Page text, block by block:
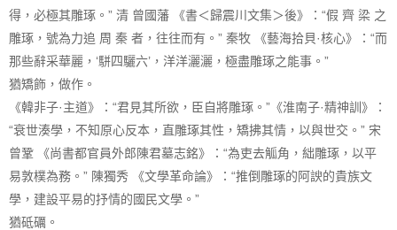
得，必極其雕琢。” 清 曾國藩 《書＜歸震川文集＞後》：“假 齊 梁 之
雕琢，號為力追 周 秦 者，往往而有。” 秦牧 《藝海拾貝·核心》：“而
那些辭采華麗，‘駢四驪六’，洋洋灑灑，極盡雕琢之能事。”
猶矯飾，做作。
《韓非子·主道》：“君見其所欲，臣自將雕琢。”《淮南子·精神訓》：
“衰世湊學，不知原心反本，直雕琢其性，矯拂其情，以與世交。” 宋
曾鞏 《尚書都官員外郎陳君墓志銘》：“為吏去觚角，絀雕琢，以平
易敦樸為務。” 陳獨秀 《文學革命論》：“推倒雕琢的阿諛的貴族文
學，建設平易的抒情的國民文學。”
猶砥礪。